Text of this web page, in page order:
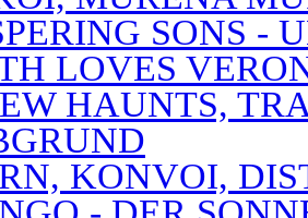
SONS -
LOVES
HAUNTS,
KONVOI,